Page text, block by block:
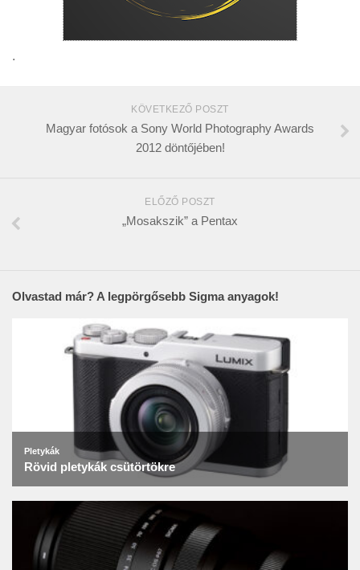
.
KÖVETKEZŐ POSZT
Magyar fotósok a Sony World Photography Awards
2012 döntőjében!
ELŐZŐ POSZT
„Mosakszik” a Pentax
Olvastad már? A legpörgősebb Sigma anyagok!